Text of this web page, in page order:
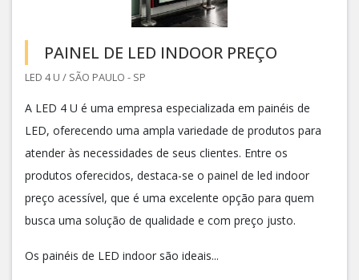
PAINEL DE LED INDOOR PREÇO
LED 4 U / SÃO PAULO - SP
A LED 4 U é uma empresa especializada em painéis de
LED, oferecendo uma ampla variedade de produtos para
atender às necessidades de seus clientes. Entre os
produtos oferecidos, destaca-se o painel de led indoor
preço acessível, que é uma excelente opção para quem
busca uma solução de qualidade e com preço justo.
Os painéis de LED indoor são ideais...